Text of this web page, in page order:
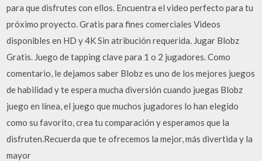
para que disfrutes con ellos. Encuentra el video perfecto para tu
próximo proyecto. Gratis para fines comerciales Videos
disponibles en HD y 4K Sin atribución requerida. Jugar Blobz
Gratis. Juego de tapping clave para 1 o 2 jugadores. Como
comentario, le dejamos saber Blobz es uno de los mejores juegos
de habilidad y te espera mucha diversión cuando juegas Blobz
juego en línea, el juego que muchos jugadores lo han elegido
como su favorito, crea tu comparación y esperamos que la
disfruten.Recuerda que te ofrecemos la mejor, más divertida y la
mayor